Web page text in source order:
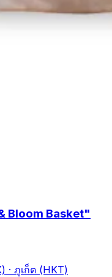
Bloom Basket"
· ภูเก็ต (HKT)